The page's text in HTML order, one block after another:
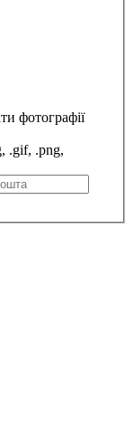
фотографії
.gif, .png,